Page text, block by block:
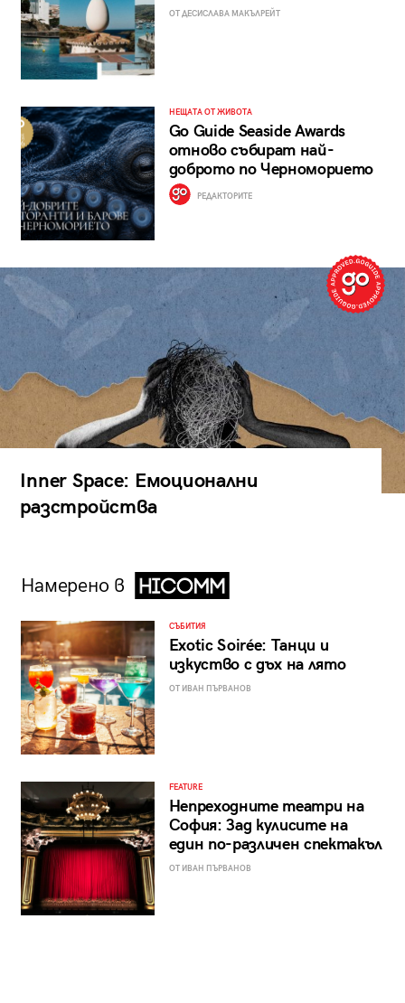
ОТ ДЕСИСЛАВА МАКЪЛРЕЙТ
НЕЩАТА ОТ ЖИВОТА
Go Guide Seaside Awards
отново събират най-
доброто по Черноморието
РЕДАКТОРИТЕ
Inner Space: Емоционални
разстройства
Намерено в
СЪБИТИЯ
Exotic Soirée: Танци и
изкуство с дъх на лято
ОТ ИВАН ПЪРВАНОВ
FEATURE
Непреходните театри на
София: Зад кулисите на
един по-различен спектакъл
ОТ ИВАН ПЪРВАНОВ